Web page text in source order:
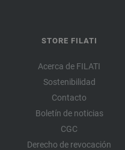
STORE FILATI
Acerca de FILATI
Sostenibilidad
Contacto
Boletín de noticias
CGC
Derecho de revocación